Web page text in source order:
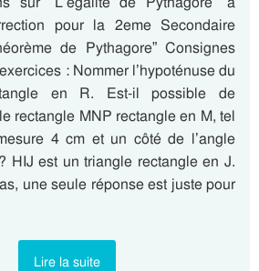
pour la 2eme Secondaire
de Pythagore” Consignes
: Nommer l’hypoténuse du
en R. Est-il possible de
rectangle MNP rectangle en M, tel
4 cm et un côté de l’angle
HIJ est un triangle rectangle en J.
une seule réponse est juste pour
Lire la suite